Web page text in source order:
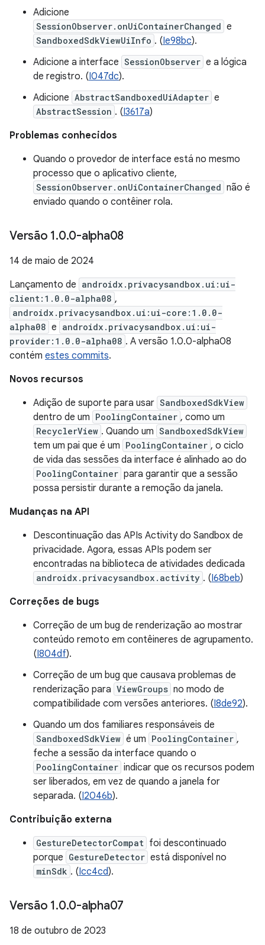
Adicione
SessionObserver.onUiContainerChanged e
SandboxedSdkViewUiInfo . (Ie98bc).
Adicione a interface SessionObserver e a lógica
de registro. (I047dc).
Adicione AbstractSandboxedUiAdapter e
AbstractSession . (I3617a)
Problemas conhecidos
Quando o provedor de interface está no mesmo
processo que o aplicativo cliente,
SessionObserver.onUiContainerChanged não é
enviado quando o contêiner rola.
Versão 1.0.0-alpha08
14 de maio de 2024
Lançamento de androidx.privacysandbox.ui:ui-
client:1.0.0-alpha08 ,
androidx.privacysandbox.ui:ui-core:1.0.0-
alpha08 e androidx.privacysandbox.ui:ui-
provider:1.0.0-alpha08 . A versão 1.0.0-alpha08
contém estes commits.
Novos recursos
Adição de suporte para usar SandboxedSdkView
dentro de um PoolingContainer , como um
RecyclerView . Quando um SandboxedSdkView
tem um pai que é um PoolingContainer , o ciclo
de vida das sessões da interface é alinhado ao do
PoolingContainer para garantir que a sessão
possa persistir durante a remoção da janela.
Mudanças na API
Descontinuação das APIs Activity do Sandbox de
privacidade. Agora, essas APIs podem ser
encontradas na biblioteca de atividades dedicada
androidx.privacysandbox.activity . (I68beb)
Correções de bugs
Correção de um bug de renderização ao mostrar
conteúdo remoto em contêineres de agrupamento.
(I804df).
Correção de um bug que causava problemas de
renderização para ViewGroups no modo de
compatibilidade com versões anteriores. (I8de92).
Quando um dos familiares responsáveis de
SandboxedSdkView é um PoolingContainer ,
feche a sessão da interface quando o
PoolingContainer indicar que os recursos podem
ser liberados, em vez de quando a janela for
separada. (I2046b).
Contribuição externa
GestureDetectorCompat foi descontinuado
porque GestureDetector está disponível no
minSdk . (Icc4cd).
Versão 1.0.0-alpha07
18 de outubro de 2023